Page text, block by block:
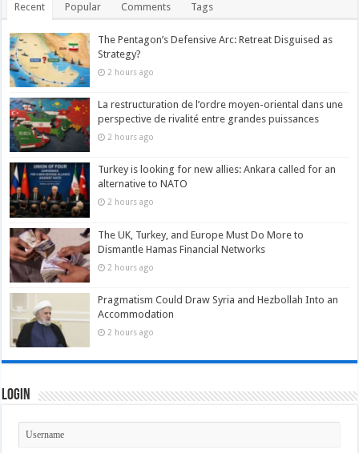
Recent Popular Comments Tags
The Pentagon’s Defensive Arc: Retreat Disguised as
Strategy?
2 hours ago
La restructuration de l’ordre moyen-oriental dans une
perspective de rivalité entre grandes puissances
2 hours ago
Turkey is looking for new allies: Ankara called for an
alternative to NATO
2 hours ago
The UK, Turkey, and Europe Must Do More to
Dismantle Hamas Financial Networks
2 hours ago
Pragmatism Could Draw Syria and Hezbollah Into an
Accommodation
2 hours ago
Login